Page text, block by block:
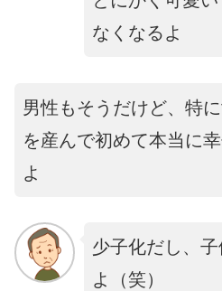
なくなるよ
男性もそうだけど、特
を産んで初めて本当に
よ
少子化だし、
よ（笑）